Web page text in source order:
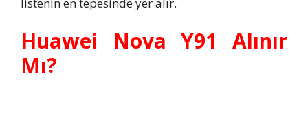
Huawei Nova Y91 Alınır
Mı?